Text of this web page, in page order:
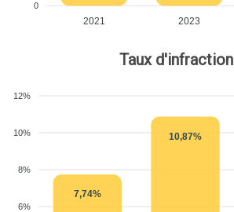
0
2021 2023
Taux d'infraction
12%
10%
8%
6%
7,74%
10,87%